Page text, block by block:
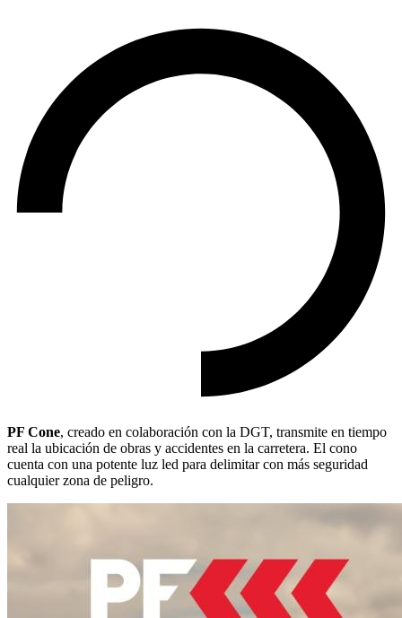
PF Cone, creado en colaboración con la DGT, transmite en tiempo
real la ubicación de obras y accidentes en la carretera. El cono
cuenta con una potente luz led para delimitar con más seguridad
cualquier zona de peligro.